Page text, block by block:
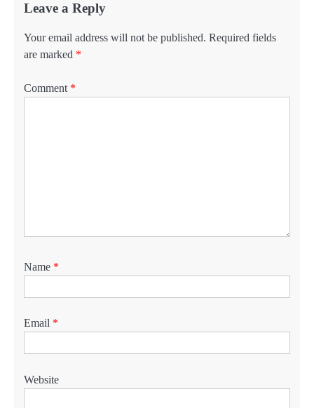
Leave a Reply
Your email address will not be published. Required fields
are marked *
Comment *
Name *
Email *
Website